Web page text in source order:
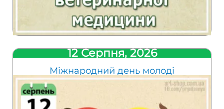
12 Серпня, 2026
Міжнародний день молоді